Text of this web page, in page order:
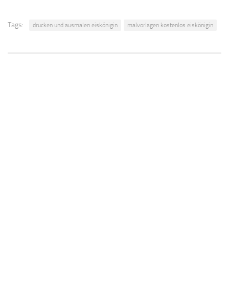
Tags: drucken und ausmalen eiskönigin malvorlagen kostenlos eiskönigin